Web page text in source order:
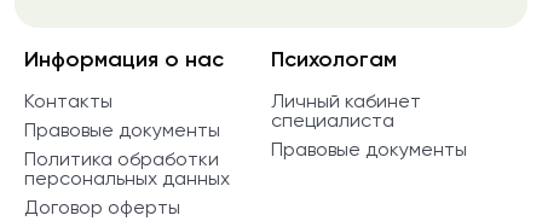
Информация о нас
Контакты
Правовые документы
Политика обработки
персональных данных
Договор оферты
Психологам
Личный кабинет
специалиста
Правовые документы